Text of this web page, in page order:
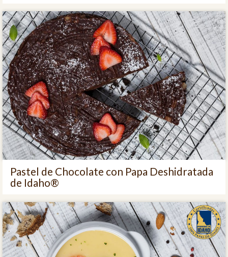
Pastel de Chocolate con Papa Deshidratada
de Idaho®